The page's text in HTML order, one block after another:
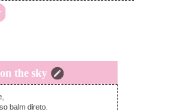
the sky
sexta-feira, maio 16, 2014
balm direto.